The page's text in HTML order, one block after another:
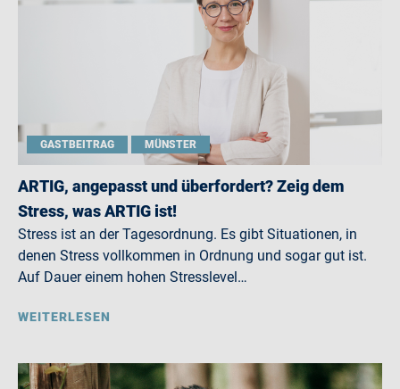
GASTBEITRAG MÜNSTER
ARTIG, angepasst und überfordert? Zeig dem
Stress, was ARTIG ist!
Stress ist an der Tagesordnung. Es gibt Situationen, in
denen Stress vollkommen in Ordnung und sogar gut ist.
Auf Dauer einem hohen Stresslevel…
WEITERLESEN